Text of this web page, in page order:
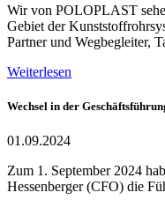
Wir von POLOPLAST
Gebiet der
Partner und Wegbegleiter,
Weiterlesen
Wechsel in der
01.09.2024
Zum 1. September 2024
Hessenberger (CFO) die